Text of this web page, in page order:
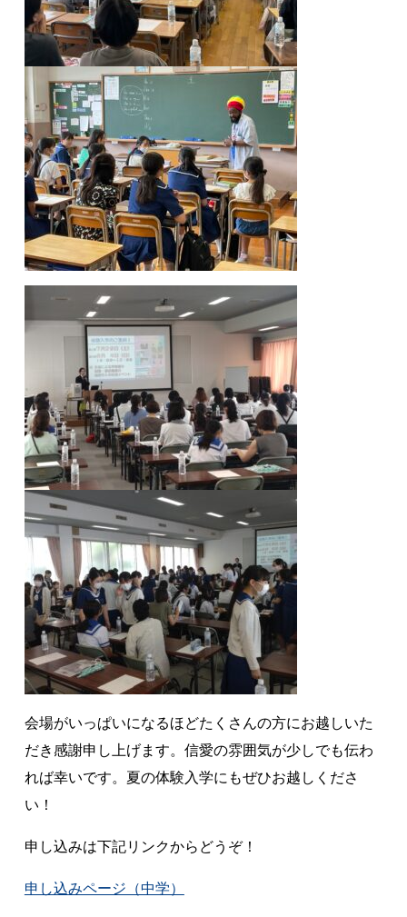
会場がいっぱいになるほどたくさんの方にお越しいた
だき感謝申し上げます。信愛の雰囲気が少しでも伝わ
れば幸いです。夏の体験入学にもぜひお越しくださ
い！
申し込みは下記リンクからどうぞ！
申し込みページ（中学）
高等学校